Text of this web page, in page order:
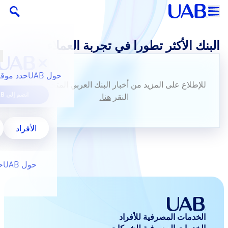
انضم إلى UAB
الأفراد
حول UAB
حول UAB حدد
البنك الأكثر تطورا في تجربة العملاء
للإطلاع على المزيد من أخبار البنك العربي المتحد ، يرجى
النقرهنا.
الخدمات المصرفية للأفراد